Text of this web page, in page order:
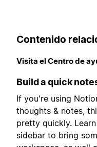
Contenido
Visita el Centro de
Build a quick
If you're using
thoughts & notes,
pretty quickly.
sidebar to bring